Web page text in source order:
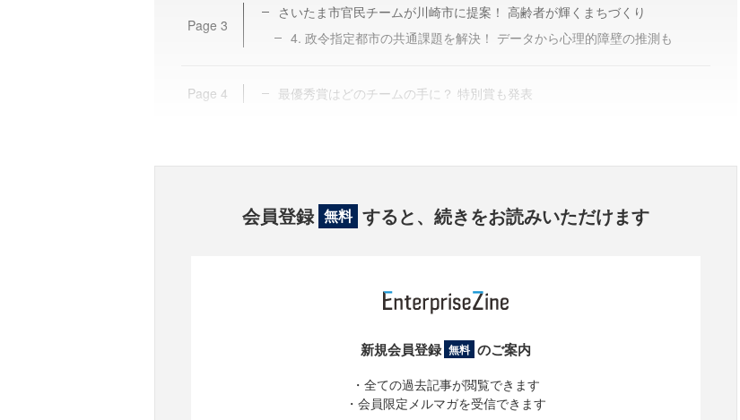
Page 3
さいたま市官民チームが川崎市に提案！ 高齢者が輝くまちづくり
4. 政令指定都市の共通課題を解決！ データから心理的障壁の推測も
Page 4 最優秀賞はどのチームの手に？ 特別賞も発表
会員登録 無料 すると、続きをお読みいただけます
新規会員登録 無料 のご案内
・全ての過去記事が閲覧できます
・会員限定メルマガを受信できます